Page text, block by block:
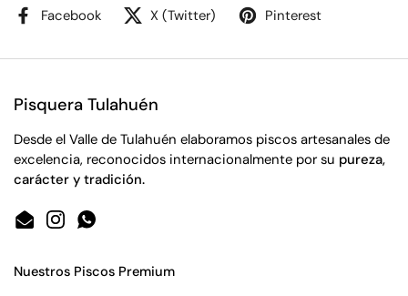
Facebook X (Twitter) Pinterest
Pisquera Tulahuén
Desde el Valle de Tulahuén elaboramos piscos artesanales de
excelencia, reconocidos internacionalmente por su pureza,
carácter y tradición.
EmailInstagramWhatsApp
Nuestros Piscos Premium